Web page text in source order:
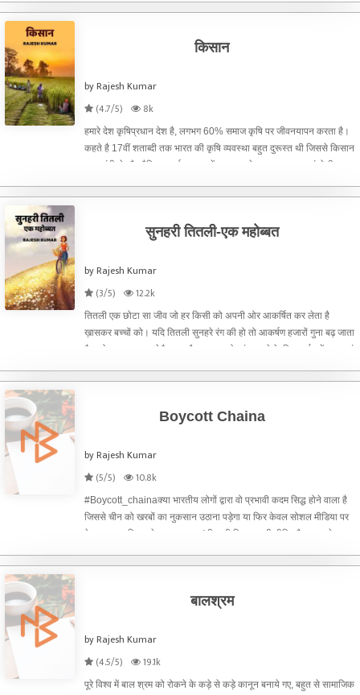
किसान
by Rajesh Kumar
(4.7/5)
8k
हमारे देश कृषिप्रधान देश है, लगभग 60% समाज कृषि पर जीवनयापन करता है।
कहते है 17वीं शताब्दी तक भारत की कृषि व्यवस्था बहुत दुरूस्त थी जिससे किसान
स्वावलंबी थे और वैश्विक अर्थव्यवस्था में भारत पहले स्थान पर रहा। अंग्रेजी
सुनहरी तितली-एक महोब्बत
by Rajesh Kumar
(3/5)
12.2k
तितली एक छोटा सा जीव जो हर किसी को अपनी ओर आकर्षित कर लेता है
ख़ासकर बच्चों को। यदि तितली सुनहरे रंग की हो तो आकर्षण हजारों गुना बढ़ जाता
है। जोहन आज बहुत बेचैन था और वह मन को शांत करने के लिए गार्डन में गया वहां
Boycott Chaina
by Rajesh Kumar
(5/5)
10.8k
#Boycott_chainaक्या भारतीय लोगों द्वारा वो प्रभावी कदम सिद्ध होने वाला है
जिससे चीन को खरबों का नुकसान उठाना पड़ेगा या फिर केवल सोशल मीडिया पर
केवल भड़ास निकलने का माध्यम भर!चीन की विस्तारवादी नीति और भारत के साथ
बालश्रम
by Rajesh Kumar
(4.5/5)
19.1k
पूरे विश्व में बाल श्रम को रोकने के कड़े से कड़े कानून बनाये गए, बहुत से सामाजिक